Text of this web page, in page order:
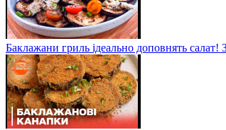
Баклажани гриль ідеально доповнять салат!